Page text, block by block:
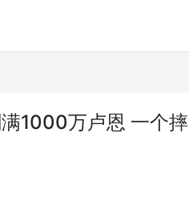
1000万卢恩 一个摔